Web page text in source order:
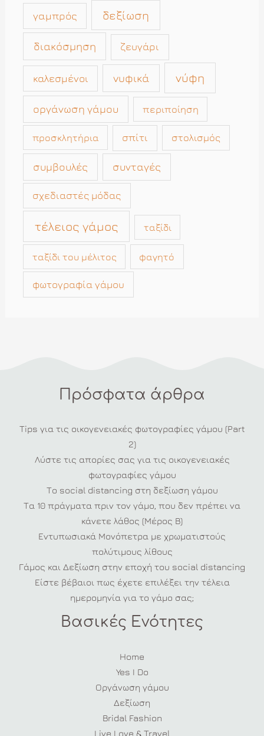
γαμπρός δεξίωση
διακόσμηση ζευγάρι
καλεσμένοι νυφικά νύφη
οργάνωση γάμου περιποίηση
προσκλητήρια σπίτι στολισμός
συμβουλές συνταγές
σχεδιαστές μόδας
τέλειος γάμος ταξίδι
ταξίδι του μέλιτος φαγητό
φωτογραφία γάμου
Πρόσφατα άρθρα
Tips για τις οικογενειακές φωτογραφίες γάμου (Part
2)
Λύστε τις απορίες σας για τις οικογενειακές
φωτογραφίες γάμου
Το social distancing στη δεξίωση γάμου
Τα 10 πράγματα πριν τον γάμο, που δεν πρέπει να
κάνετε λάθος (Μέρος Β)
Εντυπωσιακά Μονόπετρα με χρωματιστούς
πολύτιμους λίθους
Γάμος και Δεξίωση στην εποχή του social distancing
Είστε βέβαιοι πως έχετε επιλέξει την τέλεια
ημερομηνία για το γάμο σας;
Βασικές Ενότητες
Home
Yes I Do
Οργάνωση γάμου
Δεξίωση
Bridal Fashion
Live Love & Travel